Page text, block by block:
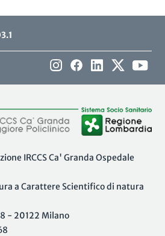
IRCCS Ca' Granda Ospedale
a Carattere Scientifico di natura
- 20122 Milano